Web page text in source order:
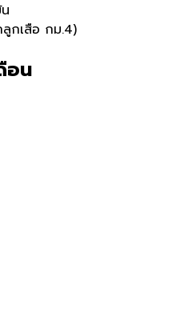
(สามแยกลูกเ
กเสือ กม.4)
อน